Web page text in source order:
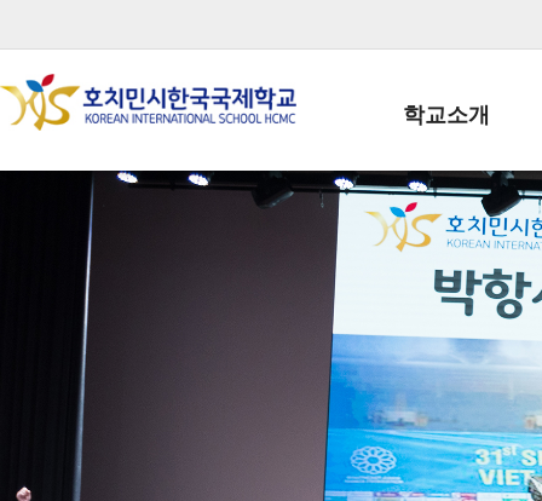
학교소개
학교장인사말
학생회장인사말
학교상징
학교 CI
교직원현황
학생현황
위치/전화